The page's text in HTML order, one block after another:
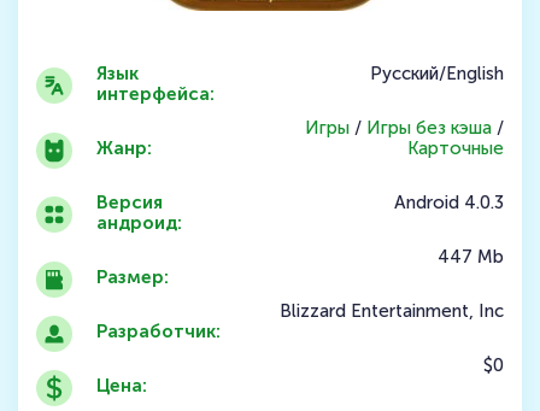
Язык
интерфейса:
Жанр:
Версия
андроид:
Размер:
Разработчик:
Цена:
Русский/English
Игры / Игры без кэша /
Карточные
Android 4.0.3
447 Mb
Blizzard Entertainment, Inc
$0